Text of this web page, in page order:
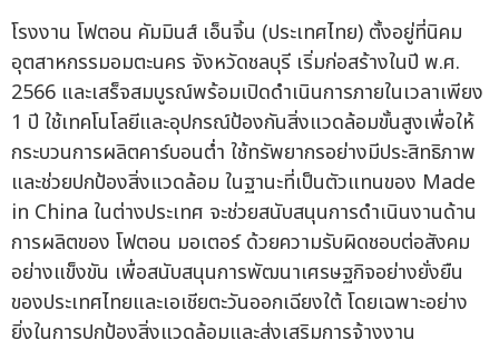
โรงงาน โฟตอน คัมมินส์ เอ็นจิ้น (ประเทศไทย) ตั้งอยู่ที่นิคม
อุตสาหกรรมอมตะนคร จังหวัดชลบุรี เริ่มก่อสร้างในปี พ.ศ.
2566 และเสร็จสมบูรณ์พร้อมเปิดดำเนินการภายในเวลาเพียง
1 ปี ใช้เทคโนโลยีและอุปกรณ์ป้องกันสิ่งแวดล้อมขั้นสูงเพื่อให้
กระบวนการผลิตคาร์บอนต่ำ ใช้ทรัพยากรอย่างมีประสิทธิภาพ
และช่วยปกป้องสิ่งแวดล้อม ในฐานะที่เป็นตัวแทนของ Made
in China ในต่างประเทศ จะช่วยสนับสนุนการดำเนินงานด้าน
การผลิตของ โฟตอน มอเตอร์ ด้วยความรับผิดชอบต่อสังคม
อย่างแข็งขัน เพื่อสนับสนุนการพัฒนาเศรษฐกิจอย่างยั่งยืน
ของประเทศไทยและเอเชียตะวันออกเฉียงใต้ โดยเฉพาะอย่าง
ยิ่งในการปกป้องสิ่งแวดล้อมและส่งเสริมการจ้างงาน